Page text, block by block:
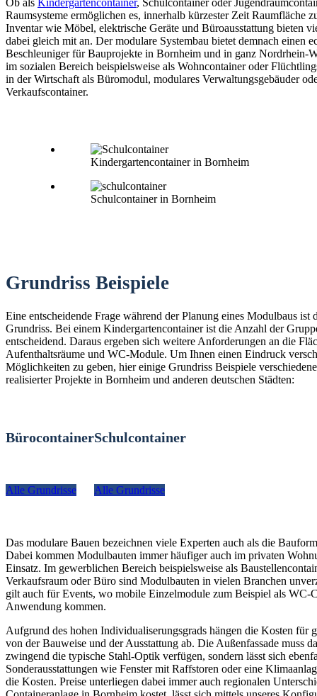
Raumsysteme ermöglichen es, innerhalb kürzester Zeit Raumfläche
Inventar wie Möbel, elektrische Geräte und Büroausstattung bieten
dabei gleich mit an. Der modulare Systembau bietet demnach einen
Beschleuniger für Bauprojekte in Bornheim und in ganz Nordrhein-
im sozialen Bereich beispielsweise als Wohncontainer oder
in der Wirtschaft als Büromodul, modulares Verwaltungsgebäuder
Verkaufscontainer.
Kindergartencontainer in Bornheim
Schulcontainer in Bornheim
Grundriss Beispiele
Eine entscheidende Frage während der Planung eines Modulbaus ist
Grundriss. Bei einem Kindergartencontainer ist die Anzahl der
entscheidend. Daraus ergeben sich weitere Anforderungen an die
Aufenthaltsräume und WC-Module. Um Ihnen einen Eindruck
Möglichkeiten zu geben, hier einige Grundriss Beispiele
realisierter Projekte in Bornheim und anderen deutschen Städten:
Bürocontainer
Alle Grundrisse
Schulcontainer
Alle Grundrisse
Das modulare Bauen bezeichnen viele Experten auch als die
Dabei kommen Modulbauten immer häufiger auch im privaten
Einsatz. Im gewerblichen Bereich beispielsweise als
Verkaufsraum oder Büro sind Modulbauten in vielen Branchen
gilt auch für Events, wo mobile Einzelmodule zum Beispiel als WC-
Anwendung kommen.
Aufgrund des hohen Individualiserungsgrads hängen die Kosten für
von der Bauweise und der Ausstattung ab. Die Außenfassade muss
zwingend die typische Stahl-Optik verfügen, sondern lässt sich
Sonderausstattungen wie Fenster mit Raffstoren oder eine
die Kosten. Preise unterliegen dabei immer auch regionalen